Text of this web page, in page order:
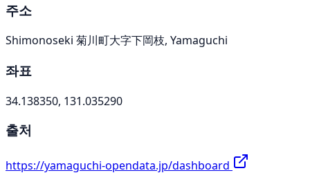
주소
Shimonoseki 菊川町大字下岡枝, Yamaguchi
좌표
34.138350, 131.035290
출처
https://yamaguchi-opendata.jp/dashboard